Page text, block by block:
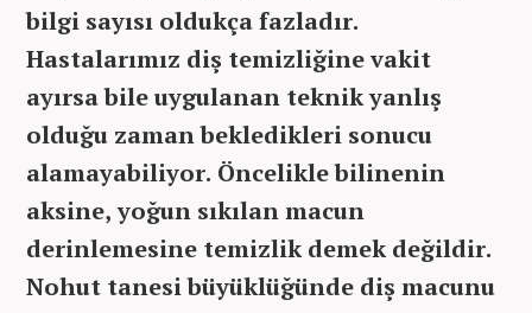
bilgi sayısı oldukça fazladır.
Hastalarımız diş temizliğine vakit
ayırsa bile uygulanan teknik yanlış
olduğu zaman bekledikleri sonucu
alamayabiliyor. Öncelikle bilinenin
aksine, yoğun sıkılan macun
derinlemesine temizlik demek değildir.
Nohut tanesi büyüklüğünde diş macunu